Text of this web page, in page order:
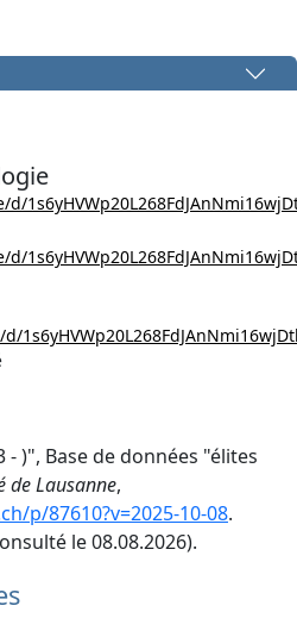
)", Base de données "élites
de Lausanne,
p/87610?v=2025-10-08.
le 08.08.2026).